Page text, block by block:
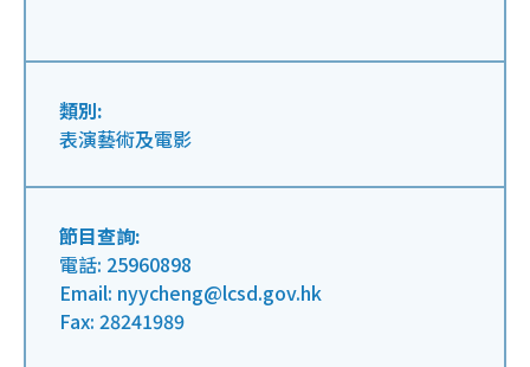
類別:
表演藝術及電影
節目查詢:
電話: 25960898
Email: nyycheng@lcsd.gov.hk
Fax: 28241989